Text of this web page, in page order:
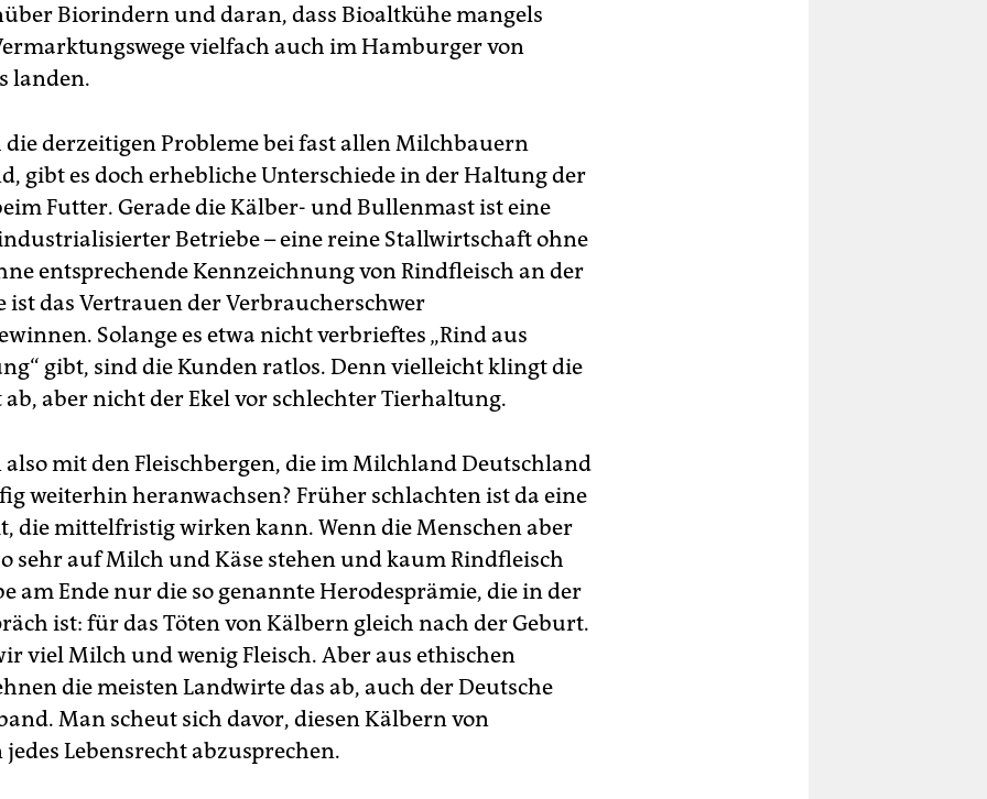
Biorindern und daran, dass Bioaltkühe mangels
vielfach auch im Hamburger von
landen.
die derzeitigen Probleme bei fast allen Milchbauern
gibt es doch erhebliche Unterschiede in der Haltung der
Futter. Gerade die Kälber- und Bullenmast ist eine
Betriebe – eine reine Stallwirtschaft ohne
entsprechende Kennzeichnung von Rindfleisch an der
ist das Vertrauen der Verbraucherschwer
Solange es etwa nicht verbrieftes „Rind aus
gibt, sind die Kunden ratlos. Denn vielleicht klingt die
ab, aber nicht der Ekel vor schlechter Tierhaltung.
mit den Fleischbergen, die im Milchland Deutschland
weiterhin heranwachsen? Früher schlachten ist da eine
die mittelfristig wirken kann. Wenn die Menschen aber
sehr auf Milch und Käse stehen und kaum Rindfleisch
am Ende nur die so genannte Herodesprämie, die in der
ist: für das Töten von Kälbern gleich nach der Geburt.
viel Milch und wenig Fleisch. Aber aus ethischen
die meisten Landwirte das ab, auch der Deutsche
Man scheut sich davor, diesen Kälbern von
Lebensrecht abzusprechen.